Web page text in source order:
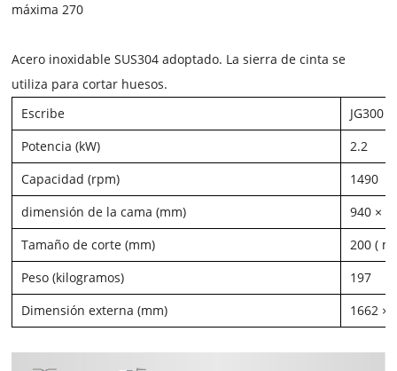
máxima 270
Acero inoxidable SUS304 adoptado. La sierra de cinta se
utiliza para cortar huesos.
Escribe
JG300
Potencia (kW)
2.2
Capacidad (rpm)
1490
dimensión de la cama (mm)
940 ×
Tamaño de corte (mm)
200 (
Peso (kilogramos)
197
Dimensión externa (mm)
1662 ×